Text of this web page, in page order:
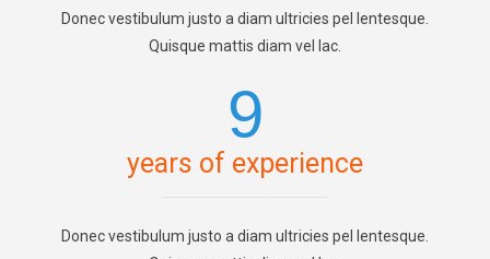
Donec vestibulum justo a diam ultricies pel lentesque.
Quisque mattis diam vel lac.
9
years of experience
Donec vestibulum justo a diam ultricies pel lentesque.